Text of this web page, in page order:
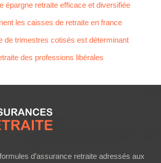
épargne retraite efficace et diversifiée
les caisses de retraite en france
de trimestres cotisés est déterminant
des professions libérales
d’assurance retraite adressés aux